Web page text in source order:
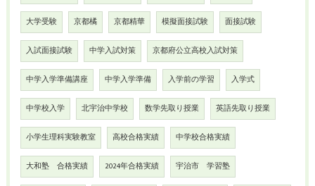
大学受験 京都橘 京都精華 模擬面接試験 面接試験
入試面接試験 中学入試対策 京都府公立高校入試対策
中学入学準備講座 中学入学準備 入学前の学習 入学式
中学校入学 北宇治中学校 数学先取り授業 英語先取り授業
小学生理科実験教室 高校合格実績 中学校合格実績
大和塾 合格実績 2024年合格実績 宇治市 学習塾